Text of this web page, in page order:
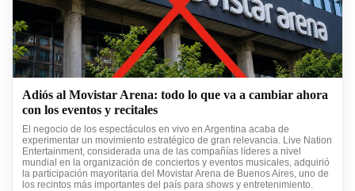
Adiós al Movistar Arena: todo lo que va a cambiar ahora
con los eventos y recitales
El negocio de los espectáculos en vivo en Argentina acaba de
experimentar un movimiento estratégico de gran relevancia. Live Nation
Entertainment, considerada una de las compañías líderes a nivel
mundial en la organización de conciertos y eventos musicales, adquirió
la participación mayoritaria del Movistar Arena de Buenos Aires, uno de
los recintos más importantes del país para shows y entretenimiento.